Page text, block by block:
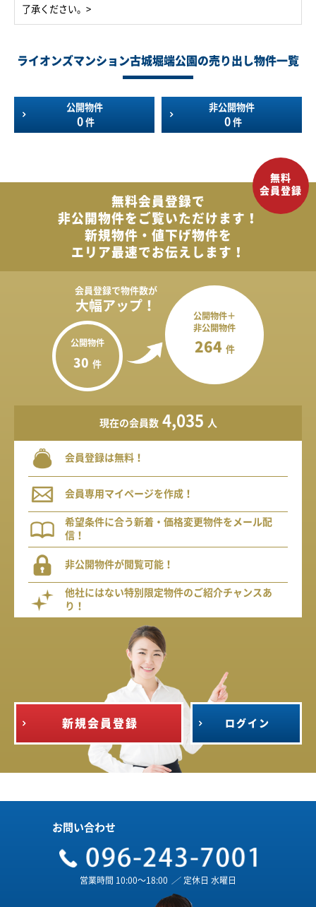
了承ください。>
ライオンズマンション古城堀端公園の売り出し物件一覧
公開物件
0 件
非公開物件
0 件
無料会員登録で
非公開物件を ご覧いただけます！
新規物件・値下げ物件を
エリア最速でお伝えします！
会員登録で物件数が
大幅アップ！
公開物件
30 件
公開物件＋
非公開物件
264 件
現在の会員数 4,035 人
会員登録は無料！
会員専用マイページを作成！
希望条件に合う新着・価格変更物件をメール配
信！
非公開物件が閲覧可能！
他社にはない特別限定物件のご紹介チャンスあ
り！
新規会員登録 ログイン
お問い合わせ
営業時間 10:00～18:00 ／ 定休日 水曜日